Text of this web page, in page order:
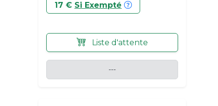
17 € Si Exempté
Liste d'attente
---